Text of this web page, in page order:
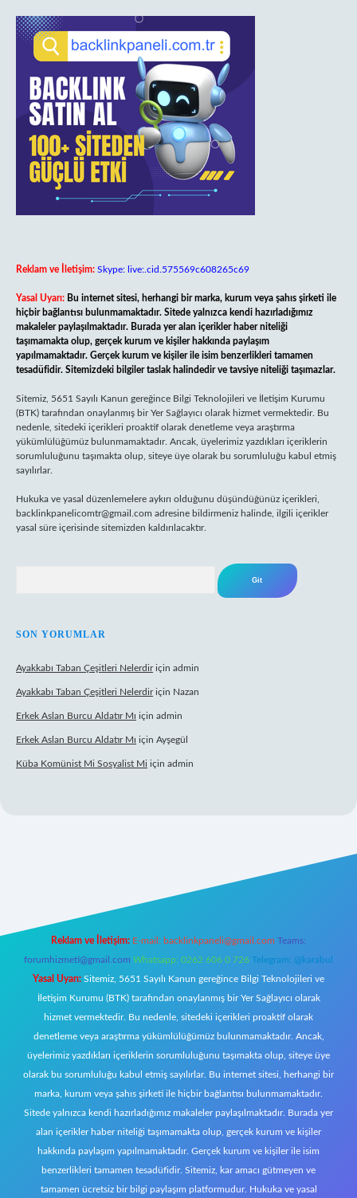
Reklam ve İletişim: Skype: live:.cid.575569c608265c69
Yasal Uyarı: Bu internet sitesi, herhangi bir marka, kurum veya şahıs şirketi ile
hiçbir bağlantısı bulunmamaktadır. Sitede yalnızca kendi hazırladığımız
makaleler paylaşılmaktadır. Burada yer alan içerikler haber niteliği
taşımamakta olup, gerçek kurum ve kişiler hakkında paylaşım
yapılmamaktadır. Gerçek kurum ve kişiler ile isim benzerlikleri tamamen
tesadüfidir. Sitemizdeki bilgiler taslak halindedir ve tavsiye niteliği taşımazlar.
Sitemiz, 5651 Sayılı Kanun gereğince Bilgi Teknolojileri ve İletişim Kurumu
(BTK) tarafından onaylanmış bir Yer Sağlayıcı olarak hizmet vermektedir. Bu
nedenle, sitedeki içerikleri proaktif olarak denetleme veya araştırma
yükümlülüğümüz bulunmamaktadır. Ancak, üyelerimiz yazdıkları içeriklerin
sorumluluğunu taşımakta olup, siteye üye olarak bu sorumluluğu kabul etmiş
sayılırlar.
Hukuka ve yasal düzenlemelere aykırı olduğunu düşündüğünüz içerikleri,
backlinkpanelicomtr@gmail.com adresine bildirmeniz halinde, ilgili içerikler
yasal süre içerisinde sitemizden kaldırılacaktır.
SON YORUMLAR
Ayakkabı Taban Çeşitleri Nelerdiriçin admin
Ayakkabı Taban Çeşitleri Nelerdiriçin Nazan
Erkek Aslan Burcu Aldatır Mı için admin
Erkek Aslan Burcu Aldatır Mı için Ayşegül
Küba Komünist Mi Sosyalist Mi için admin
Reklam ve İletişim: E-mail: backlinkpaneli@gmail.com Teams:
forumhizmeti@gmail.com Whatsapp: 0262 606 0 726 Telegram: @karabul
Yasal Uyarı: Sitemiz, 5651 Sayılı Kanun gereğince Bilgi Teknolojileri ve
İletişim Kurumu (BTK) tarafından onaylanmış bir Yer Sağlayıcı olarak
hizmet vermektedir. Bu nedenle, sitedeki içerikleri proaktif olarak
denetleme veya araştırma yükümlülüğümüz bulunmamaktadır. Ancak,
üyelerimiz yazdıkları içeriklerin sorumluluğunu taşımakta olup, siteye üye
olarak bu sorumluluğu kabul etmiş sayılırlar. Bu internet sitesi, herhangi bir
marka, kurum veya şahıs şirketi ile hiçbir bağlantısı bulunmamaktadır.
Sitede yalnızca kendi hazırladığımız makaleler paylaşılmaktadır. Burada yer
alan içerikler haber niteliği taşımamakta olup, gerçek kurum ve kişiler
hakkında paylaşım yapılmamaktadır. Gerçek kurum ve kişiler ile isim
benzerlikleri tamamen tesadüfidir. Sitemiz, kar amacı gütmeyen ve
tamamen ücretsiz bir bilgi paylaşım platformudur. Hukuka ve yasal